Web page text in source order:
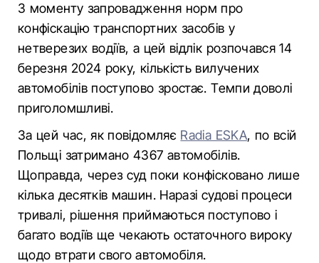
З моменту запровадження норм про
конфіскацію транспортних засобів у
нетверезих водіїв, а цей відлік розпочався 14
березня 2024 року, кількість вилучених
автомобілів поступово зростає. Темпи доволі
приголомшливі.
За цей час, як повідомляє Radia ESKA, по всій
Польщі затримано 4367 автомобілів.
Щоправда, через суд поки конфісковано лише
кілька десятків машин. Наразі судові процеси
тривалі, рішення приймаються поступово і
багато водіїв ще чекають остаточного вироку
щодо втрати свого автомобіля.